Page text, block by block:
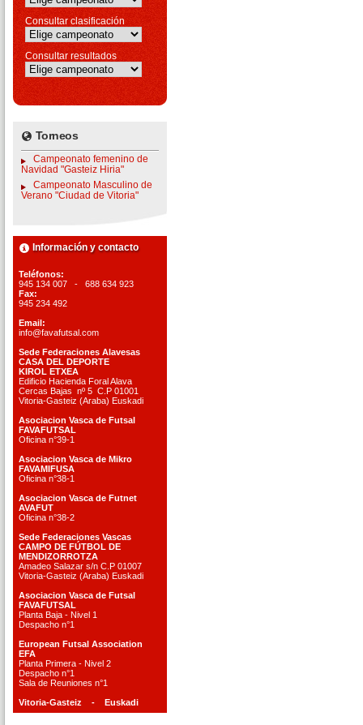
Consultar clasificación
Consultar resultados
Torneos
Campeonato femenino de
Navidad "Gasteiz Hiria"
Campeonato Masculino de
Verano "Ciudad de Vitoria"
Información y contacto
Teléfonos:
945 134 007 - 688 634 923
Fax:
945 234 492
Email:
info@favafutsal.com
Sede Federaciones Alavesas
CASA DEL DEPORTE
KIROL ETXEA
Edificio Hacienda Foral Alava
Cercas Bajas nº 5 C.P 01001
Vitoria-Gasteiz (Araba) Euskadi
Asociacion Vasca de Futsal
FAVAFUTSAL
Oficina n°39-1
Asociacion Vasca de Mikro
FAVAMIFUSA
Oficina n°38-1
Asociacion Vasca de Futnet
AVAFUT
Oficina n°38-2
Sede Federaciones Vascas
CAMPO DE FÚTBOL DE
MENDIZORROTZA
Amadeo Salazar s/n C.P 01007
Vitoria-Gasteiz (Araba) Euskadi
Asociacion Vasca de Futsal
FAVAFUTSAL
Planta Baja - Nivel 1
Despacho n°1
European Futsal Association
EFA
Planta Primera - Nivel 2
Despacho n°1
Sala de Reuniones n°1
Vitoria-Gasteiz - Euskadi